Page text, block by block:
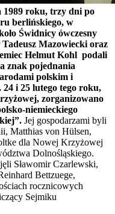
1989 roku, trzy dni po
berlińskiego, w
Świdnicy ówczesny
Mazowiecki oraz
Helmut Kohl podali
znak pojednania
polskim i
24 i 25 lutego tego roku,
zorganizowano
niemieckiego
Jej gospodarzami byli
Matthias von Hülsen,
dla Nowej Krzyżowej
Dolnośląskiego.
Sławomir Czarlewski,
Bettzuege,
rocznicowych
Sejmiku